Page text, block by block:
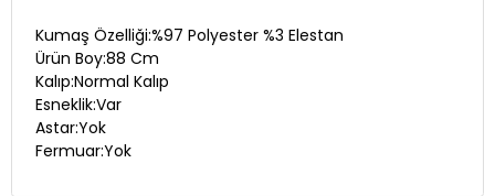
Kumaş Özelliği:%97 Polyester %3 Elestan
Ürün Boy:88 Cm
Kalıp:Normal Kalıp
Esneklik:Var
Astar:Yok
Fermuar:Yok